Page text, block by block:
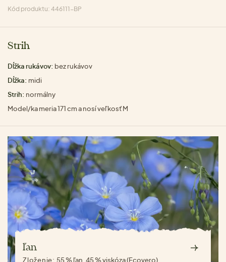
Kód produktu: 446111-BP
Strih
Dĺžka rukávov: bez rukávov
Dĺžka: midi
Strih: normálny
Model/ka meria 171 cm a nosí veľkosť M
ľan
Zloženie: 55 % ľan, 45 % viskóza (Ecovero)